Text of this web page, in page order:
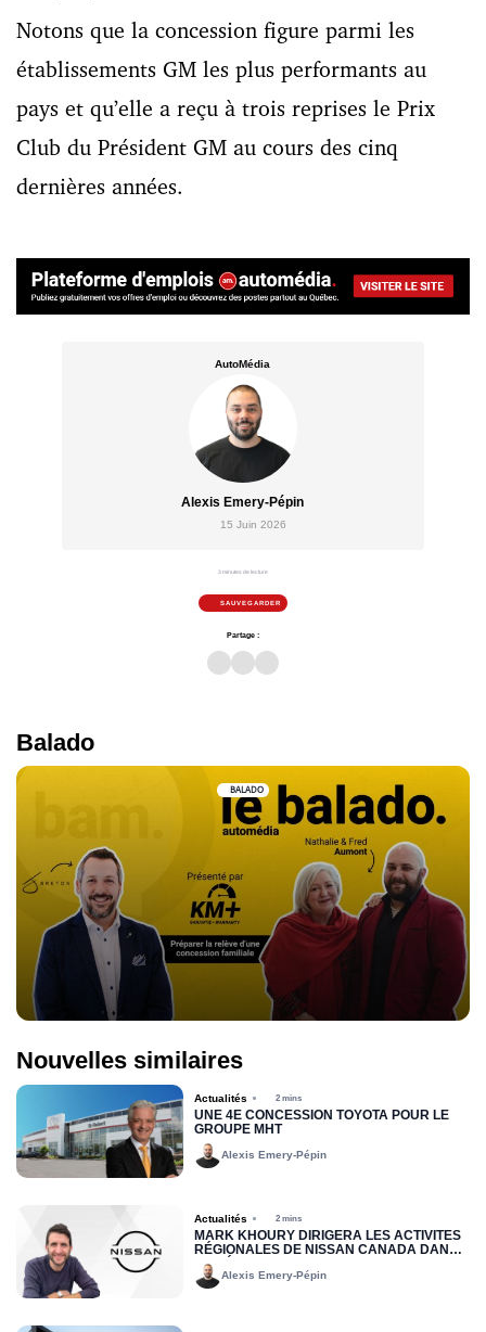
AutoMédia
Alexis Emery-Pépin
15 Juin 2026
3 minutes de lecture
SAUVEGARDER
Partage :
Notons que la concession figure parmi les
établissements GM les plus performants au
pays et qu’elle a reçu à trois reprises le Prix
Club du Président GM au cours des cinq
dernières années.
Balado
BALADO
Nouvelles similaires
Actualités 2 mins
UNE 4E CONCESSION TOYOTA POUR LE
GROUPE MHT
Alexis Emery-Pépin
Actualités 2 mins
MARK KHOURY DIRIGERA LES ACTIVITÉS
RÉGIONALES DE NISSAN CANADA DANS
LA RÉGION DE L’EST
Alexis Emery-Pépin